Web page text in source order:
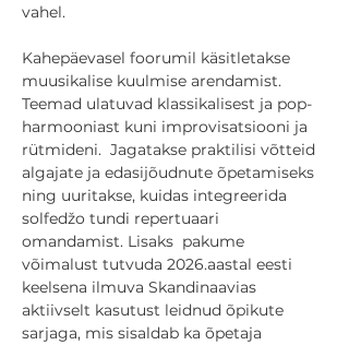
vahel.
Kahepäevasel foorumil käsitletakse
muusikalise kuulmise arendamist.
Teemad ulatuvad klassikalisest ja pop-
harmooniast kuni improvisatsiooni ja
rütmideni.  Jagatakse praktilisi võtteid
algajate ja edasijõudnute õpetamiseks
ning uuritakse, kuidas integreerida
solfedžo tundi repertuaari
omandamist. Lisaks  pakume
võimalust tutvuda 2026.aastal eesti
keelsena ilmuva Skandinaavias
aktiivselt kasutust leidnud õpikute
sarjaga, mis sisaldab ka õpetaja